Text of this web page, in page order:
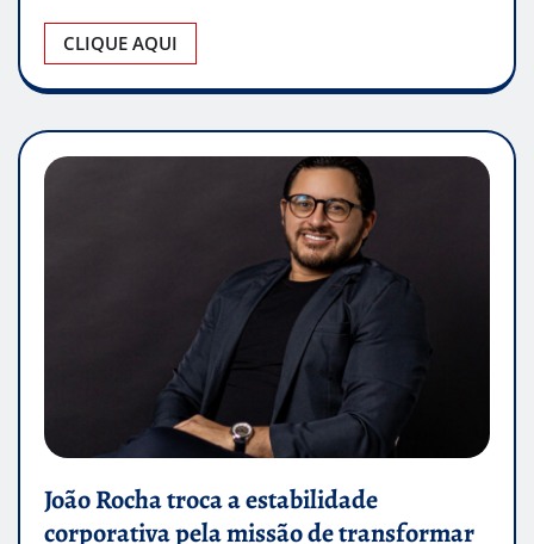
CLIQUE AQUI
João Rocha troca a estabilidade
corporativa pela missão de transformar